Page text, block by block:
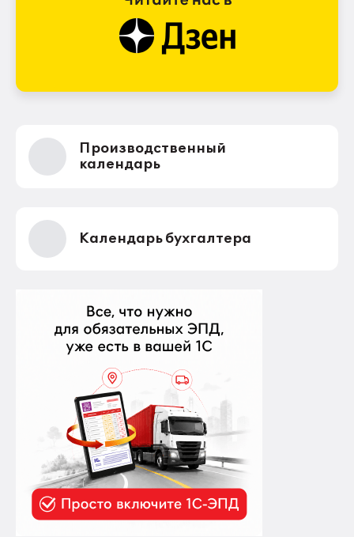
Производственный
календарь
Календарь бухгалтера